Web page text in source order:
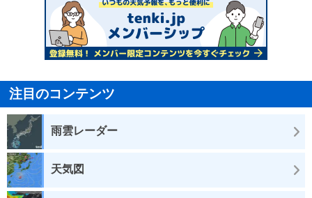
注目のコンテンツ
雨雲レーダー
天気図